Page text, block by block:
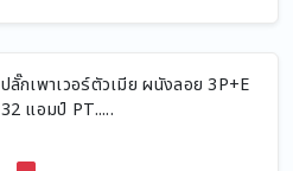
ปลั๊กเพาเวอร์ตัวเมีย ผนังลอย 3P+E
32 แอมป์ PT.....